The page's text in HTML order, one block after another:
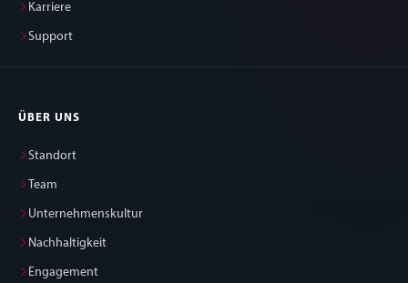
Karriere
Support
ÜBER UNS
Standort
Team
Unternehmenskultur
Nachhaltigkeit
Engagement